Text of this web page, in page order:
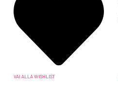
VAI ALLA WISHLIST